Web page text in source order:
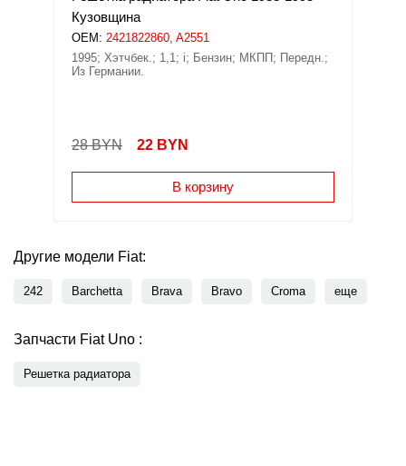
Кузовщина
OEM: 2421822860, A2551
1995; Хэтчбек.; 1,1; i; Бензин; МКПП; Передн.;
Из Германии.
28 BYN 22 BYN
В корзину
Другие модели Fiat:
242 Barchetta Brava Bravo Croma еще
Запчасти Fiat Uno :
Решетка радиатора